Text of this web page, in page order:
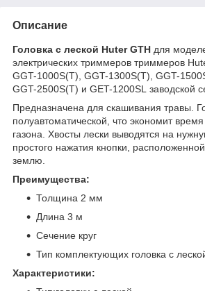
Описание
Головка с леской Huter GTH для
электрических триммеров триммеров
GGT-1000S(T), GGT-1300S(T), GGT-
GGT-2500S(T) и GET-1200SL заводской
Предназначена для скашивания травы.
полуавтоматической, что экономит
газона. Хвосты лески выводятся на
простого нажатия кнопки,
землю.
Преимущества:
Толщина 2 мм
Длина 3 м
Сечение круг
Тип комплектующих головка с
Характеристики: